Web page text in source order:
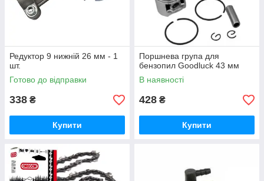
Редуктор 9 нижній 26 мм - 1
шт.
Готово до відправки
338 ₴
Купити
Поршнева група для
бензопил Goodluck 43 мм
В наявності
428 ₴
Купити